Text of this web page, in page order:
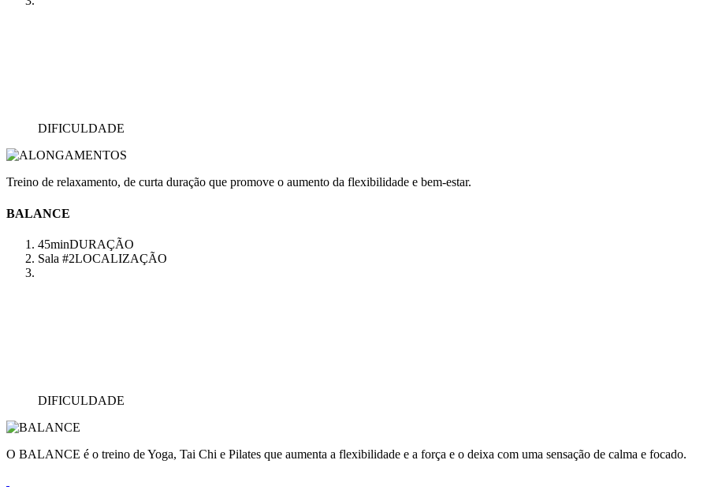
DIFICULDADE
Treino de relaxamento, de curta duração que promove o aumento da flexibilidade e bem-estar.
BALANCE
45minDURAÇÃO
Sala #2LOCALIZAÇÃO
DIFICULDADE
O BALANCE é o treino de Yoga, Tai Chi e Pilates que aumenta a flexibilidade e a força e o deixa com uma sensação de calma e focado.